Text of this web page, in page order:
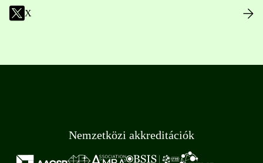
X
Nemzetközi akkreditációk